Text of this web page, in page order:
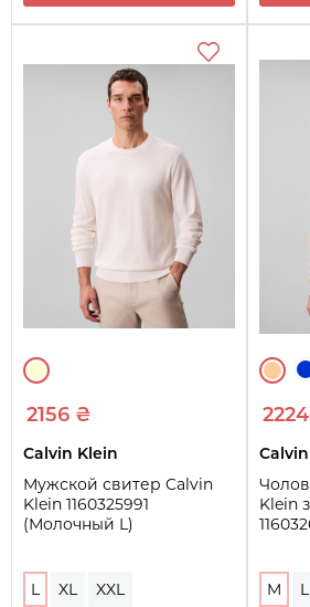
2156 ₴
Calvin Klein
Мужской свитер Calvin
Klein 1160325991
(Молочный L)
L XL XXL
Klein
M L